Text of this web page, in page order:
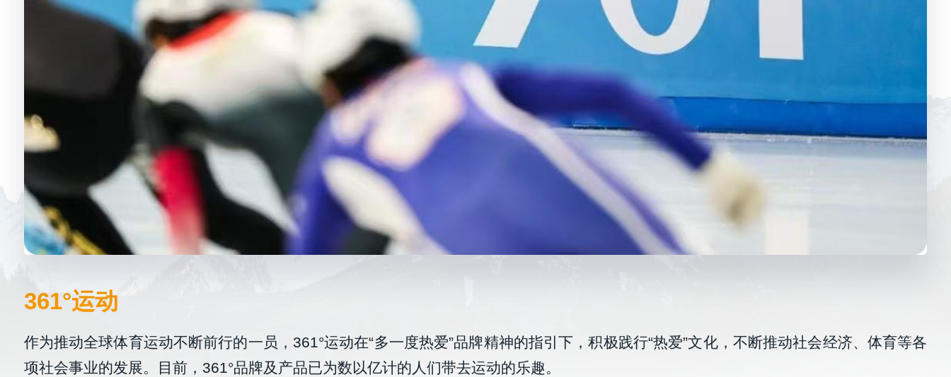
361°运动
作为推动全球体育运动不断前行的一员，361°运动在“多一度热爱”品牌精神的指引下，积极践行“热爱”文化，不断推动社会经济、体育等各
项社会事业的发展。目前，361°品牌及产品已为数以亿计的人们带去运动的乐趣。